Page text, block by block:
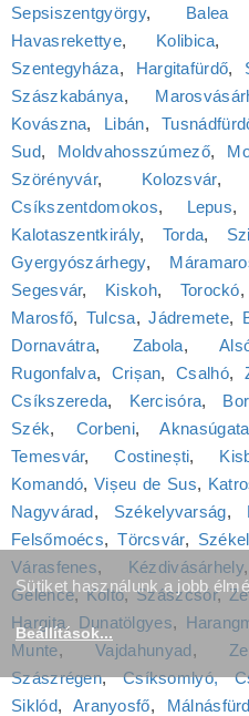
Sepsiszentgyörgy,
Havasrekettye, Kolibica,
Szentegyháza, Hargitafürdő,
Szászkabánya,
Kovászna, Libán,
Sud, Moldvahosszúmező,
Szörényvár, Kolozsvár
Csíkszentdomokos, Lepus
Kalotaszentkirály, Torda,
Gyergyószárhegy,
Segesvár, Kiskoh, Torockó
Marosfő, Tulcsa,Jádremete,
Dornavátra, Zabola,
Rugonfalva, Crișan,Csalhó,
Csíkszereda, Kercisóra,
Szék, Corbeni,
Temesvár,Costinești,
Komandó, Vișeu de Sus,
Nagyvárad, Székelyvarság,
Felsőmoécs,Törcsvár,
Várasfenes, Kézdivásárhely
Gelence,Koltó,Szászcsór,
Hargita, Dunatölgyes,
Munte,Vajdahunyad,
Szászrégen,Csíksomlyó,
Siklód, Aranyosfő,
Sütiket használunk a jobb
Beállítások...